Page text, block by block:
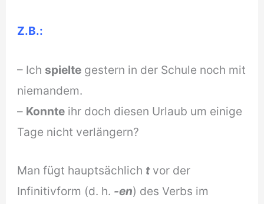
Z.B.:
– Ich spielte gestern in der Schule noch mit
niemandem.
– Konnte ihr doch diesen Urlaub um einige
Tage nicht verlängern?
Man fügt hauptsächlich tvor der
Infinitivform (d. h. -en) des Verbs im